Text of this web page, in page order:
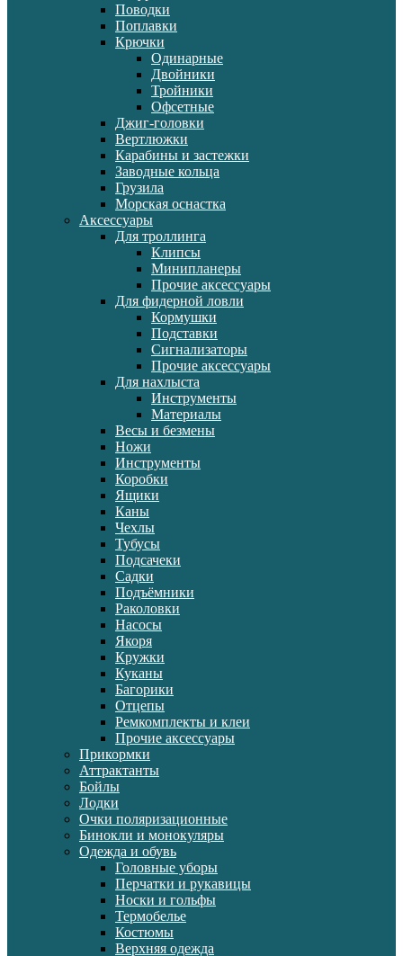
Поводки
Поплавки
Крючки
Одинарные
Двойники
Тройники
Офсетные
Джиг-головки
Вертлюжки
Карабины и застежки
Заводные кольца
Грузила
Морская оснастка
Аксессуары
Для троллинга
Клипсы
Минипланеры
Прочие аксессуары
Для фидерной ловли
Кормушки
Подставки
Сигнализаторы
Прочие аксессуары
Для нахлыста
Инструменты
Материалы
Весы и безмены
Ножи
Инструменты
Коробки
Ящики
Каны
Чехлы
Тубусы
Подсачеки
Садки
Подъёмники
Раколовки
Насосы
Якоря
Кружки
Куканы
Багорики
Отцепы
Ремкомплекты и клеи
Прочие аксессуары
Прикормки
Аттрактанты
Бойлы
Лодки
Очки поляризационные
Бинокли и монокуляры
Одежда и обувь
Головные уборы
Перчатки и рукавицы
Носки и гольфы
Термобелье
Костюмы
Верхняя одежда